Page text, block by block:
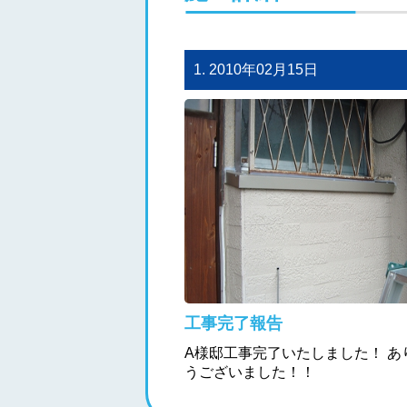
1. 2010年02月15日
工事完了報告
A様邸工事完了いたしました！ あ
うございました！！